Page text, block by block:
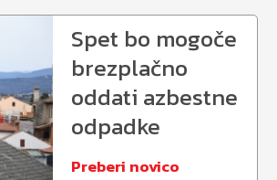
Spet bo mogoče
brezplačno
oddati azbestne
odpadke
Preberi novico